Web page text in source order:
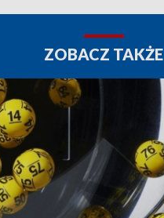
ZOBACZ TAKŻE